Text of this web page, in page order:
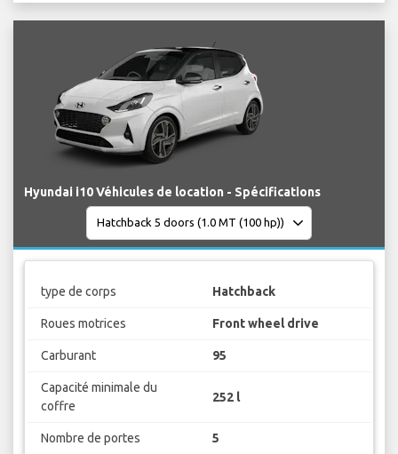
Hyundai i10 Véhicules de location - Spécifications
type de corps Hatchback
Roues motrices Front wheel drive
Carburant 95
Capacité minimale du
coffre
252 l
Nombre de portes 5